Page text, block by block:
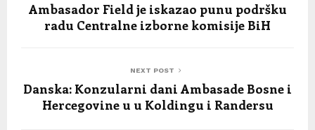
Ambasador Field je iskazao punu podršku
radu Centralne izborne komisije BiH
NEXT POST
Danska: Konzularni dani Ambasade Bosne i
Hercegovine u u Koldingu i Randersu